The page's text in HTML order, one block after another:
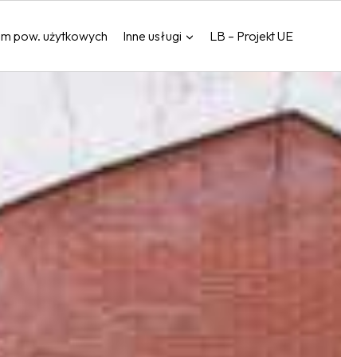
pow. użytkowych Inne usługi LB – Projekt UE